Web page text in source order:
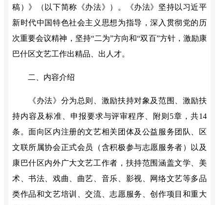
稿）》
（以下简称《办法》）。《办法》 坚持以习近平
新时代中国特色社会主义思想为指导，深入贯彻党的历
次重要会议精神，坚持“二为”方向和“双百”方针， 激励康
巴什区文艺工作出精品、出人才。
二、内容介绍
《办法》分为总则、激励扶持对象及范围、激励扶
持内容及标准、申报要求与评审程序、附则 5章 ，共14
条。面向区内注册的文艺相关团体及公益服务团队、区
文联所属协会正式会员（含积极参与志愿服务者）以及
康巴什区内外广大文艺工作者，扶持范围涵盖文学、美
术、书法、戏曲 、 曲艺、音乐、影视、网络文艺等多品
类作品和文艺培训、交流、志愿服务、创作项目和重大